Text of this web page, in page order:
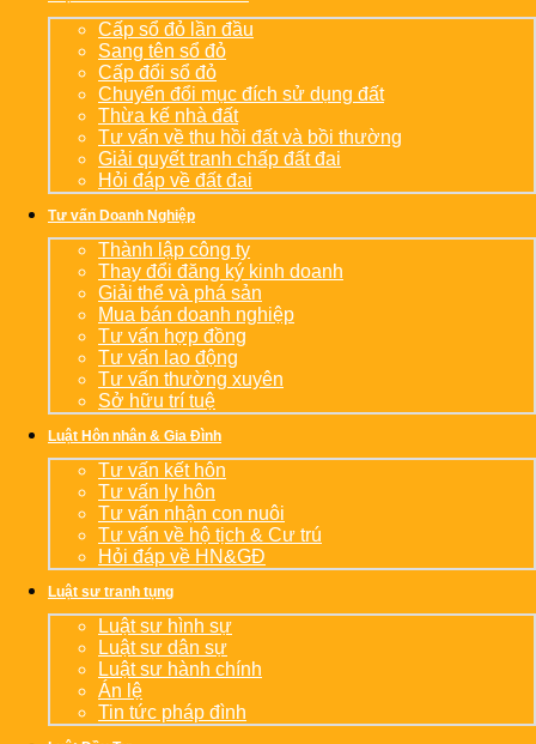
Cấp sổ đỏ lần đầu
Sang tên sổ đỏ
Cấp đổi sổ đỏ
Chuyển đổi mục đích sử dụng đất
Thừa kế nhà đất
Tư vấn về thu hồi đất và bồi thường
Giải quyết tranh chấp đất đai
Hỏi đáp về đất đai
Tư vấn Doanh Nghiệp
Thành lập công ty
Thay đổi đăng ký kinh doanh
Giải thể và phá sản
Mua bán doanh nghiệp
Tư vấn hợp đồng
Tư vấn lao động
Tư vấn thường xuyên
Sở hữu trí tuệ
Luật Hôn nhân & Gia Đình
Tư vấn kết hôn
Tư vấn ly hôn
Tư vấn nhận con nuôi
Tư vấn về hộ tịch & Cư trú
Hỏi đáp về HN&GĐ
Luật sư tranh tụng
Luật sư hình sự
Luật sư dân sự
Luật sư hành chính
Án lệ
Tin tức pháp đình